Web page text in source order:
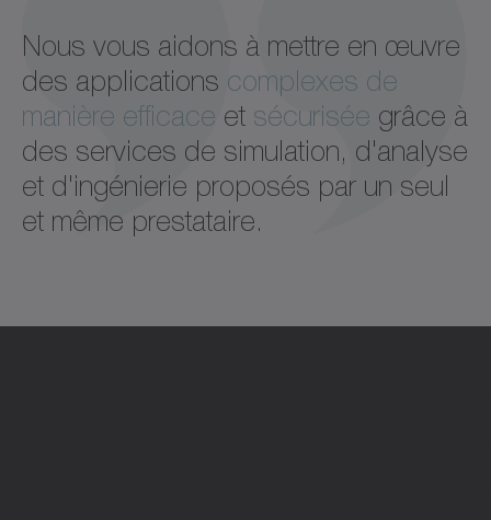
Nous vous aidons à mettre en œuvre
des applications complexes de
manière efficace et sécurisée grâce à
des services de simulation, d'analyse
et d'ingénierie proposés par un seul
et même prestataire.